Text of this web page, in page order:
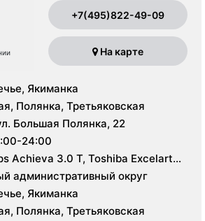
+7(495)822-49-09
На карте
Якиманка
Полянка, Третьяковская
Большая Полянка, 22
24:00
Achieva 3.0 Т, Toshiba Excelart
Brilliance CT 64 среза, Philips
УЗИ Philips HD15
административный округ
Якиманка
Полянка, Третьяковская